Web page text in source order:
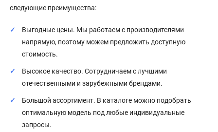
следующие преимущества:
Выгодные цены. Мы работаем с производителями
напрямую, поэтому можем предложить доступную
стоимость.
Высокое качество. Сотрудничаем с лучшими
отечественными и зарубежными брендами.
Большой ассортимент. В каталоге можно подобрать
оптимальную модель под любые индивидуальные
запросы.